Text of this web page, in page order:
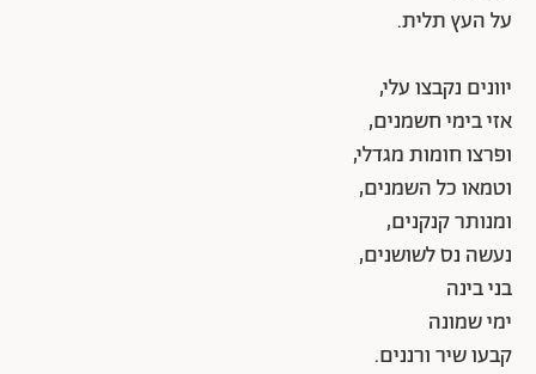
על העץ תלית.
יוונים נקבצו עלי,
אזי בימי חשמנים,
ופרצו חומות מגדלי,
וטמאו כל השמנים,
ומנותר קנקנים,
נעשה נס לשושנים,
בני בינה
ימי שמונה
קבעו שיר ורננים.